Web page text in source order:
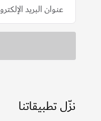
نزّل تطبيقاتنا